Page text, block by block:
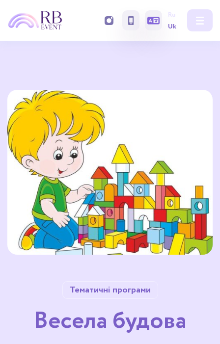
Ru
Uk
Тематичні програми
Весела будова